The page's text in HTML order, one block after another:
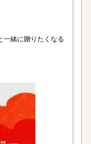
一緒に贈りたくなる